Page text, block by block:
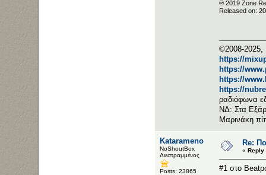
℗ 2019 Zone
Released on:
©2008-2025,
https://
https://
https://
https://
ραδιόφωνα
ΝΔ: Στα
Μαρινάκη
Katarameno
NoShoutBox
Διεστραμμένος
Posts: 23865
Re:
« Reply
#1 στο